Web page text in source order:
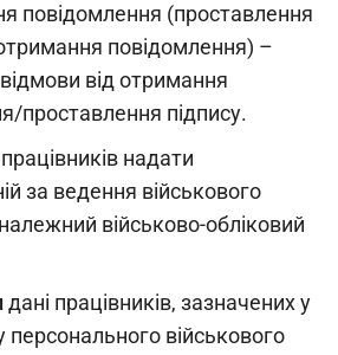
повідомлення (проставлення
повідомлення) –
від отримання
проставлення підпису.
надати
за ведення військового
військово-обліковий
дані працівників, зазначених у
персонального військового